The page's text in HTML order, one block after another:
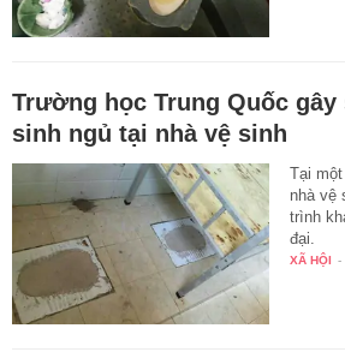
Trường học Trung Quốc
sinh ngủ tại nhà vệ sinh
Tại
nhà vệ
trình
đại.
XÃ HỘI -